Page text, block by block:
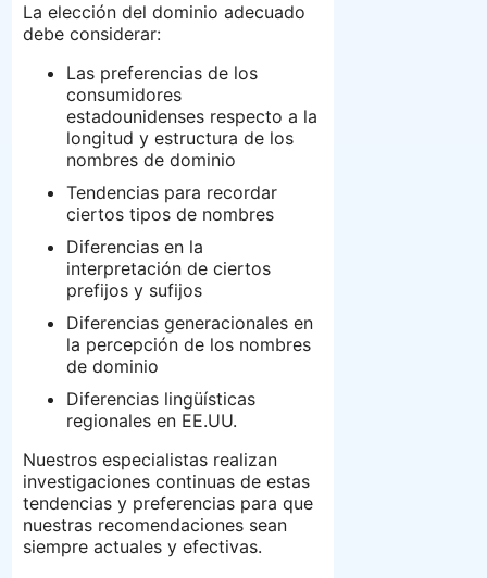
La elección del dominio adecuado
debe considerar:
Las preferencias de los
consumidores
estadounidenses respecto a la
longitud y estructura de los
nombres de dominio
Tendencias para recordar
ciertos tipos de nombres
Diferencias en la
interpretación de ciertos
prefijos y sufijos
Diferencias generacionales en
la percepción de los nombres
de dominio
Diferencias lingüísticas
regionales en EE.UU.
Nuestros especialistas realizan
investigaciones continuas de estas
tendencias y preferencias para que
nuestras recomendaciones sean
siempre actuales y efectivas.